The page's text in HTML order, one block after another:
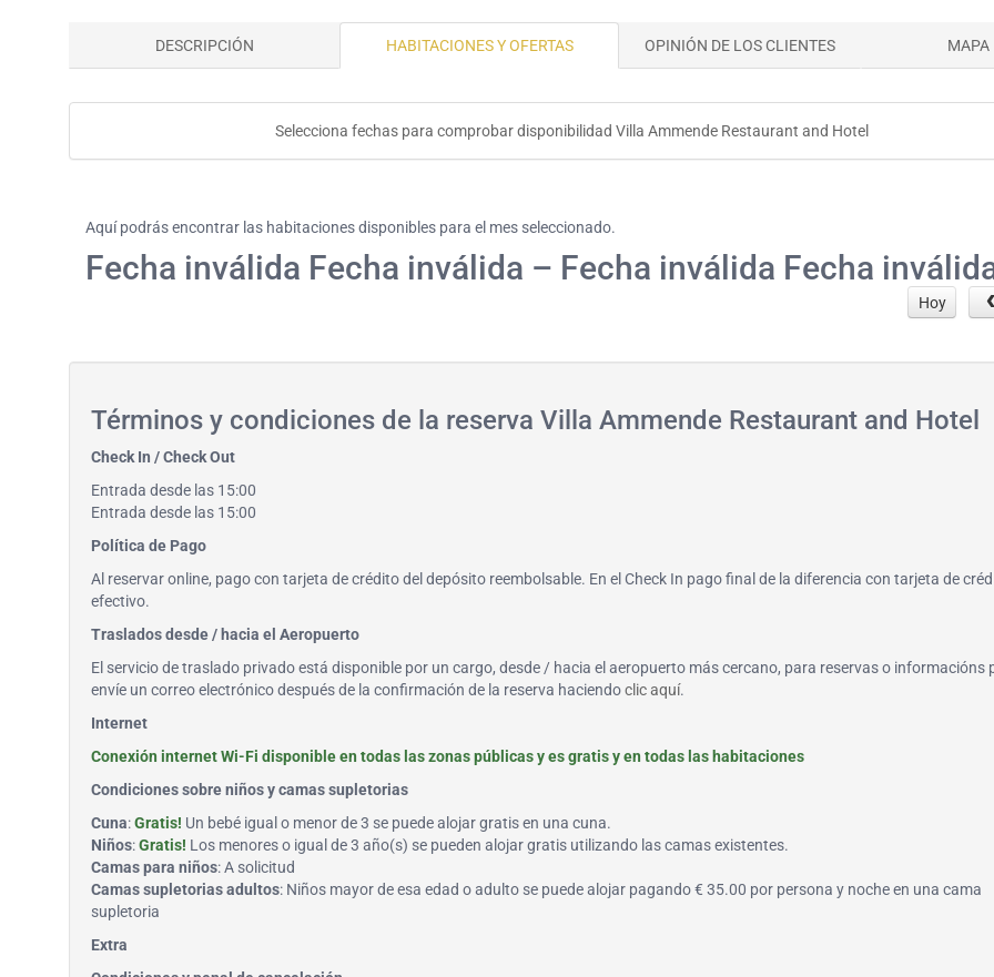
DESCRIPCIÓN HABITACIONES Y OFERTAS OPINIÓN DE LOS CLIENTES MAPA
Selecciona fechas para comprobar disponibilidad Villa Ammende Restaurant and Hotel
Aquí podrás encontrar las habitaciones disponibles para el mes seleccionado.
Fecha inválida Fecha inválida – Fecha inválida Fecha
Hoy
Términos y condiciones de la reserva Villa Ammende Restaurant and Hotel
Check In / Check Out
Entrada desde las 15:00
Entrada desde las 15:00
Política de Pago
Al reservar online, pago con tarjeta de crédito del depósito reembolsable. En el Check In pago final de la diferencia con tarjeta de
efectivo.
Traslados desde / hacia el Aeropuerto
El servicio de traslado privado está disponible por un cargo, desde / hacia el aeropuerto más cercano, para reservas o informacións
envíe un correo electrónico después de la confirmación de la reserva haciendoclic aquí.
Internet
Conexión internet Wi-Fi disponible en todas las zonas públicas y es gratis y en todas las habitaciones
Condiciones sobre niños y camas supletorias
Cuna:Gratis! Un bebé igual o menor de 3 se puede alojar gratis en una cuna.
Niños:Gratis! Los menores o igual de 3 año(s) se pueden alojar gratis utilizando las camas existentes.
Camas para niños: A solicitud
Camas supletorias adultos: Niños mayor de esa edad o adulto se puede alojar pagando € 35.00 por persona y noche en una cama
supletoria
Extra